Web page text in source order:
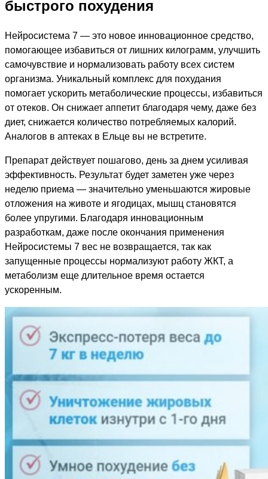
быстрого похудения
Нейросистема 7 — это новое инновационное средство,
помогающее избавиться от лишних килограмм, улучшить
самочувствие и нормализовать работу всех систем
организма. Уникальный комплекс для похудания
помогает ускорить метаболические процессы, избавиться
от отеков. Он снижает аппетит благодаря чему, даже без
диет, снижается количество потребляемых калорий.
Аналогов в аптеках в Ельце вы не встретите.
Препарат действует пошагово, день за днем усиливая
эффективность. Результат будет заметен уже через
неделю приема — значительно уменьшаются жировые
отложения на животе и ягодицах, мышц становятся
более упругими. Благодаря инновационным
разработкам, даже после окончания применения
Нейросистемы 7 вес не возвращается, так как
запущенные процессы нормализуют работу ЖКТ, а
метаболизм еще длительное время остается
ускоренным.